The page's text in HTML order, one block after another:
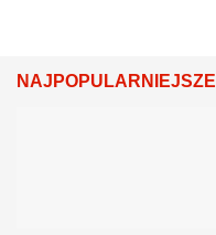
NAJPOPULARNIEJSZE